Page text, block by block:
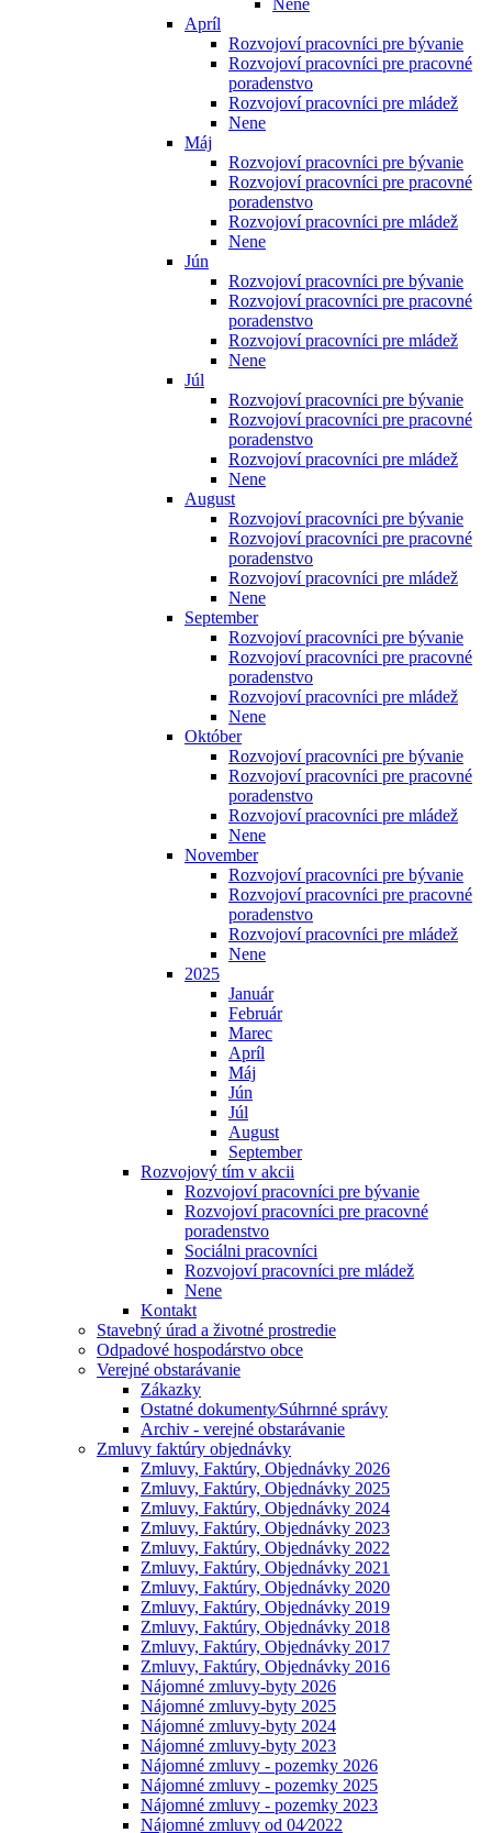
Nene
Apríl
Rozvojoví pracovníci pre bývanie
Rozvojoví pracovníci pre pracovné
poradenstvo
Rozvojoví pracovníci pre mládež
Nene
Máj
Rozvojoví pracovníci pre bývanie
Rozvojoví pracovníci pre pracovné
poradenstvo
Rozvojoví pracovníci pre mládež
Nene
Jún
Rozvojoví pracovníci pre bývanie
Rozvojoví pracovníci pre pracovné
poradenstvo
Rozvojoví pracovníci pre mládež
Nene
Júl
Rozvojoví pracovníci pre bývanie
Rozvojoví pracovníci pre pracovné
poradenstvo
Rozvojoví pracovníci pre mládež
Nene
August
Rozvojoví pracovníci pre bývanie
Rozvojoví pracovníci pre pracovné
poradenstvo
Rozvojoví pracovníci pre mládež
Nene
September
Rozvojoví pracovníci pre bývanie
Rozvojoví pracovníci pre pracovné
poradenstvo
Rozvojoví pracovníci pre mládež
Nene
Október
Rozvojoví pracovníci pre bývanie
Rozvojoví pracovníci pre pracovné
poradenstvo
Rozvojoví pracovníci pre mládež
Nene
November
Rozvojoví pracovníci pre bývanie
Rozvojoví pracovníci pre pracovné
poradenstvo
Rozvojoví pracovníci pre mládež
Nene
2025
Január
Február
Marec
Apríl
Máj
Jún
Júl
August
September
Rozvojový tím v akcii
Rozvojoví pracovníci pre bývanie
Rozvojoví pracovníci pre pracovné
poradenstvo
Sociálni pracovníci
Rozvojoví pracovníci pre mládež
Nene
Kontakt
Stavebný úrad a životné prostredie
Odpadové hospodárstvo obce
Verejné obstarávanie
Zákazky
Ostatné dokumenty⁄Súhrnné správy
Archiv - verejné obstarávanie
Zmluvy faktúry objednávky
Zmluvy, Faktúry, Objednávky 2026
Zmluvy, Faktúry, Objednávky 2025
Zmluvy, Faktúry, Objednávky 2024
Zmluvy, Faktúry, Objednávky 2023
Zmluvy, Faktúry, Objednávky 2022
Zmluvy, Faktúry, Objednávky 2021
Zmluvy, Faktúry, Objednávky 2020
Zmluvy, Faktúry, Objednávky 2019
Zmluvy, Faktúry, Objednávky 2018
Zmluvy, Faktúry, Objednávky 2017
Zmluvy, Faktúry, Objednávky 2016
Nájomné zmluvy-byty 2026
Nájomné zmluvy-byty 2025
Nájomné zmluvy-byty 2024
Nájomné zmluvy-byty 2023
Nájomné zmluvy - pozemky 2026
Nájomné zmluvy - pozemky 2025
Nájomné zmluvy - pozemky 2023
Nájomné zmluvy od 04⁄2022